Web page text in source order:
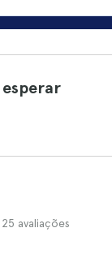
esperar
25 avaliações